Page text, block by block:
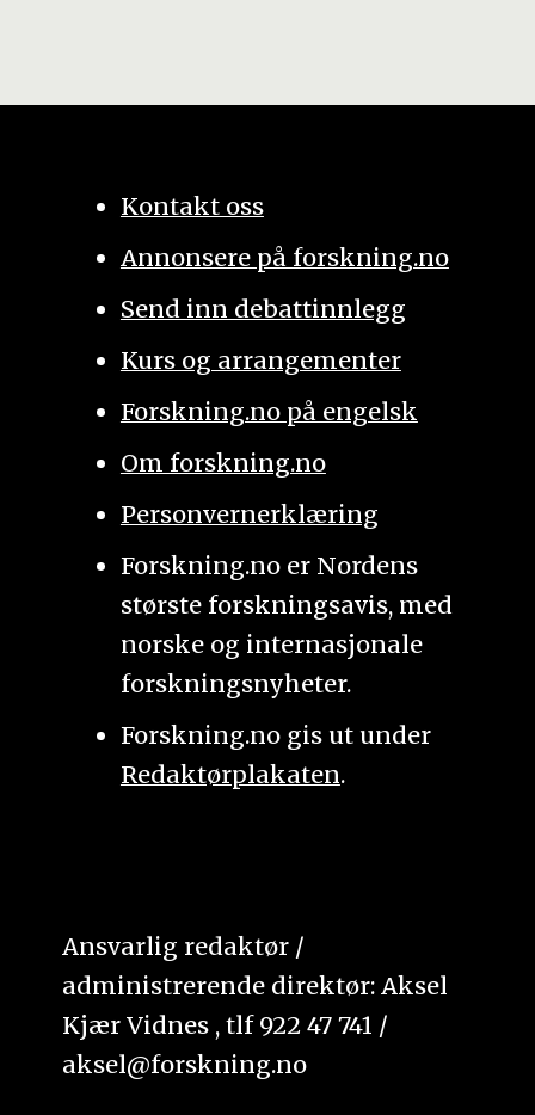
Kontakt oss
Annonsere på forskning.no
Send inn debattinnlegg
Kurs og arrangementer
Forskning.no på engelsk
Om forskning.no
Personvernerklæring
Forskning.no er Nordens
største forskningsavis, med
norske og internasjonale
forskningsnyheter.
Forskning.no gis ut under
Redaktørplakaten.
Ansvarlig redaktør /
administrerende direktør: Aksel
Kjær Vidnes , tlf 922 47 741 /
aksel@forskning.no